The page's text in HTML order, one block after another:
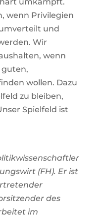
umkämpft.
wenn Privilegien
und
Wir
wenn
guten,
wollen. Dazu
zu bleiben,
Spielfeld ist
(FH). Er ist
des
im